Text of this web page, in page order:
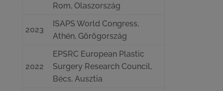
Rom, Olaszország
2023
ISAPS World Congress,
Athén, Görögország
2022
EPSRC European Plastic
Surgery Research Council,
Bécs, Ausztia